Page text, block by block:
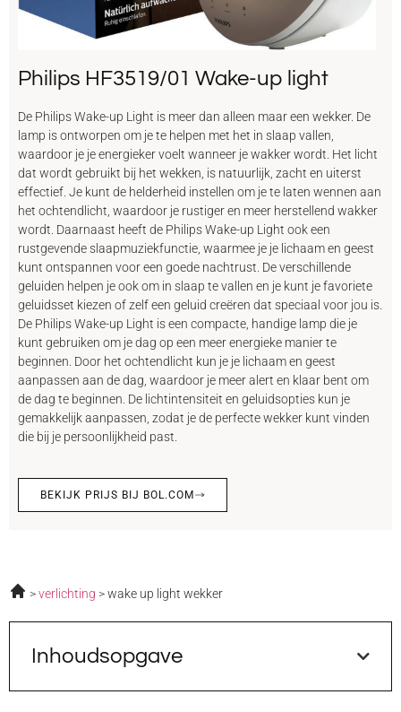
Philips HF3519/01 Wake-up light
De Philips Wake-up Light is meer dan alleen maar een wekker. De
lamp is ontworpen om je te helpen met het in slaap vallen,
waardoor je je energieker voelt wanneer je wakker wordt. Het licht
dat wordt gebruikt bij het wekken, is natuurlijk, zacht en uiterst
effectief. Je kunt de helderheid instellen om je te laten wennen aan
het ochtendlicht, waardoor je rustiger en meer herstellend wakker
wordt. Daarnaast heeft de Philips Wake-up Light ook een
rustgevende slaapmuziekfunctie, waarmee je je lichaam en geest
kunt ontspannen voor een goede nachtrust. De verschillende
geluiden helpen je ook om in slaap te vallen en je kunt je favoriete
geluidsset kiezen of zelf een geluid creëren dat speciaal voor jou is.
De Philips Wake-up Light is een compacte, handige lamp die je
kunt gebruiken om je dag op een meer energieke manier te
beginnen. Door het ochtendlicht kun je je lichaam en geest
aanpassen aan de dag, waardoor je meer alert en klaar bent om
de dag te beginnen. De lichtintensiteit en geluidsopties kun je
gemakkelijk aanpassen, zodat je de perfecte wekker kunt vinden
die bij je persoonlijkheid past.
BEKIJK PRIJS BIJ BOL.COM
verlichting wake up light wekker
Inhoudsopgave